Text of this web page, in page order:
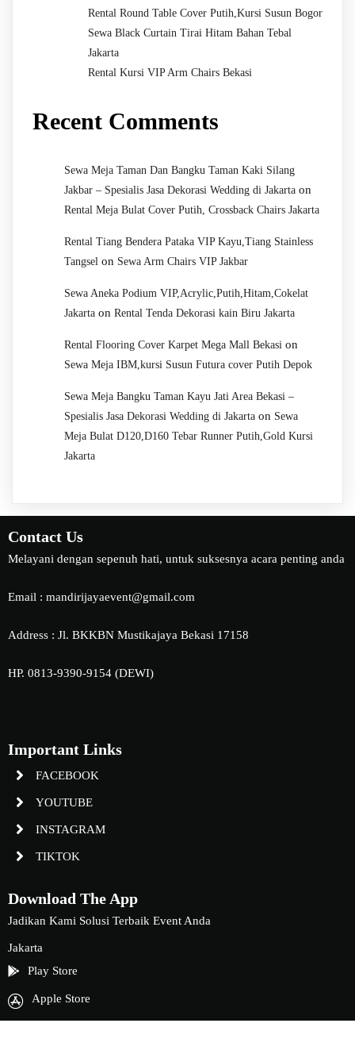
Rental Round Table Cover Putih,Kursi Susun Bogor
Sewa Black Curtain Tirai Hitam Bahan Tebal
Jakarta
Rental Kursi VIP Arm Chairs Bekasi
Recent Comments
Sewa Meja Taman Dan Bangku Taman Kaki Silang
Jakbar – Spesialis Jasa Dekorasi Wedding di Jakarta on
Rental Meja Bulat Cover Putih, Crossback Chairs Jakarta
Rental Tiang Bendera Pataka VIP Kayu,Tiang Stainless
Tangsel on Sewa Arm Chairs VIP Jakbar
Sewa Aneka Podium VIP,Acrylic,Putih,Hitam,Cokelat
Jakarta on Rental Tenda Dekorasi kain Biru Jakarta
Rental Flooring Cover Karpet Mega Mall Bekasi on
Sewa Meja IBM,kursi Susun Futura cover Putih Depok
Sewa Meja Bangku Taman Kayu Jati Area Bekasi –
Spesialis Jasa Dekorasi Wedding di Jakarta on Sewa
Meja Bulat D120,D160 Tebar Runner Putih,Gold Kursi
Jakarta
Contact Us
Melayani dengan sepenuh hati, untuk suksesnya acara penting anda
Email : mandirijayaevent@gmail.com
Address : Jl. BKKBN Mustikajaya Bekasi 17158
HP. 0813-9390-9154 (DEWI)
Important Links
FACEBOOK
YOUTUBE
INSTAGRAM
TIKTOK
Download The App
Jadikan Kami Solusi Terbaik Event Anda
Jakarta
Play Store
Apple Store